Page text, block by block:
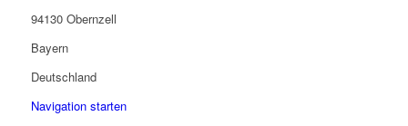
94130 Obernzell
Bayern
Deutschland
Navigation starten